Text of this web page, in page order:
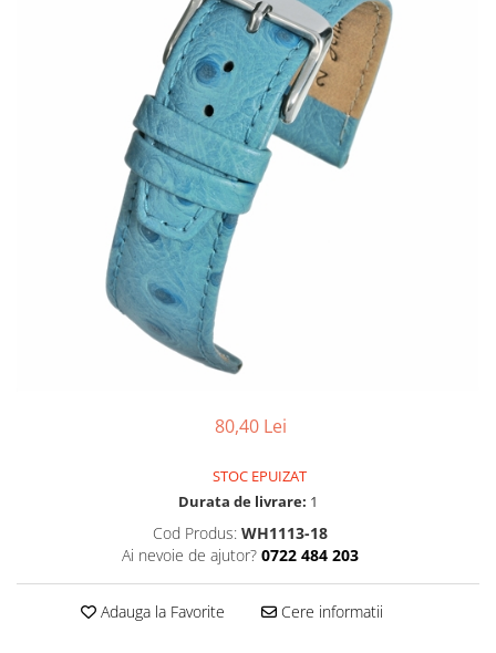
Ceasuri Daniel Klein
Ceasuri Q&Q Attractive
Ceasuri Reflex
Ceasuri Sekonda
Ceasuri Timberland
Curele Ceasuri
Curele Apple Watch
80,40 Lei
STOC EPUIZAT
Durata de livrare: 1
Cod Produs: WH1113-18
Ai nevoie de ajutor? 0722 484 203
Adauga la Favorite Cere informatii